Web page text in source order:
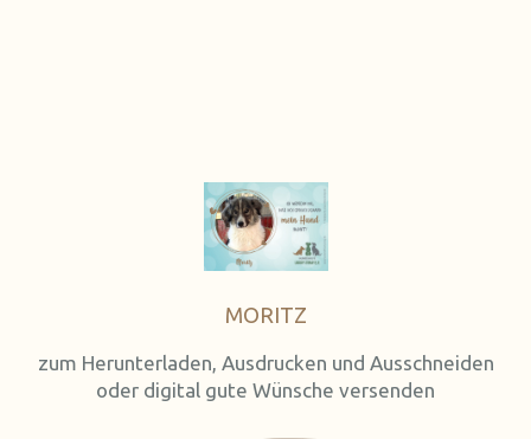
MORITZ
zum Herunterladen, Ausdrucken und Ausschneiden
oder digital gute Wünsche versenden